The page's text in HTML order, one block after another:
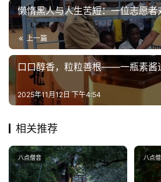
懒惰黑人与人生苦短：一位志愿
上一篇
口口醇香，粒粒善根——一瓶素酱
2025年11月12日 下午4:54
相关推荐
八点僧音 八点